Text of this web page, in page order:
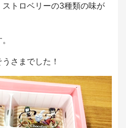
トロベリーの3種類の味が
さまでした！